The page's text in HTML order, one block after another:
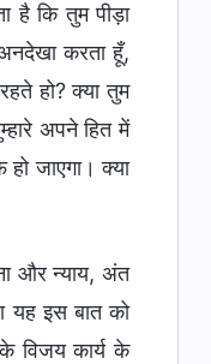
है कि तुम पीड़ा
करता हूँ,
हो? क्या तुम
अपने हित में
जाएगा। क्या
और न्याय, अंत
यह इस बात को
विजय कार्य के